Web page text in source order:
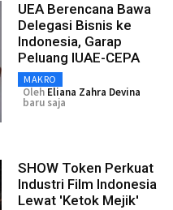
UEA Berencana Bawa
Delegasi Bisnis ke
Indonesia, Garap
Peluang IUAE-CEPA
MAKRO
Oleh Eliana Zahra Devina
baru saja
SHOW Token Perkuat
Industri Film Indonesia
Lewat 'Ketok Mejik'